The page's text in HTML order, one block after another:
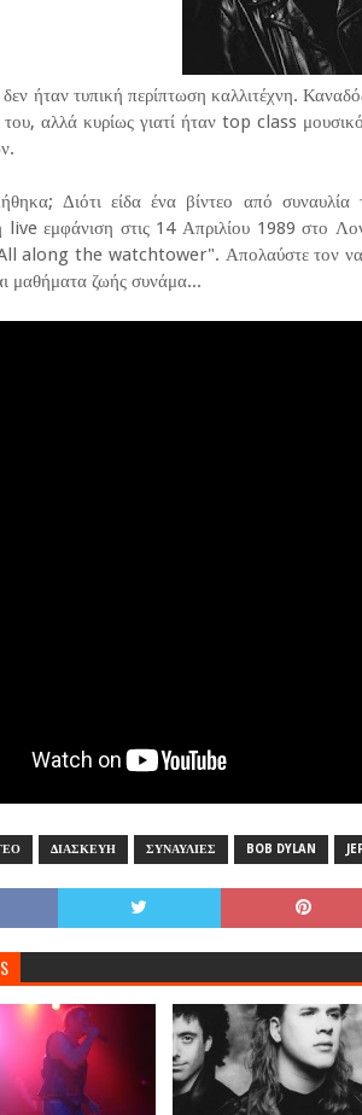
ήταν τυπική περίπτωση καλλιτέχνη.
του, αλλά κυρίως γιατί ήταν top class
Διότι είδα ένα βίντεο από
live εμφάνιση στις 14 Απριλίου 1989 στο
along the watchtower". Απολαύστε τον να
μαθήματα ζωής συνάμα...
ΔΙΑΣΚΕΥΗ ΣΥΝΑΥΛΙΕΣ BOB DYLAN